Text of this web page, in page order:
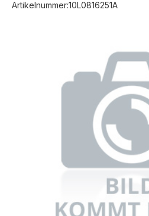
Artikelnummer:10L0816251A